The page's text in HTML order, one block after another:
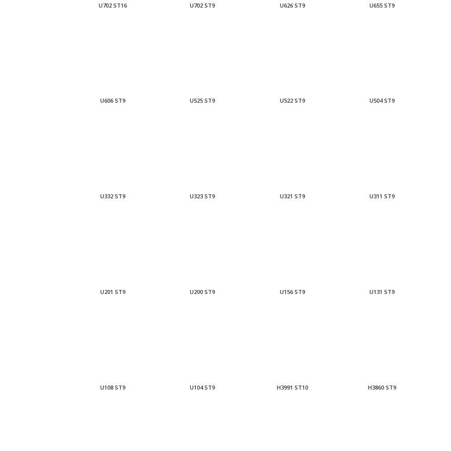
U702 ST16 U702 ST9 U626 ST9 U655 ST9
U606 ST9 U525 ST9 U522 ST9 U504 ST9
U332 ST9 U323 ST9 U321 ST9 U311 ST9
U201 ST9 U200 ST9 U156 ST9 U131 ST9
U108 ST9 U104 ST9 H3991 ST10 H3860 ST9